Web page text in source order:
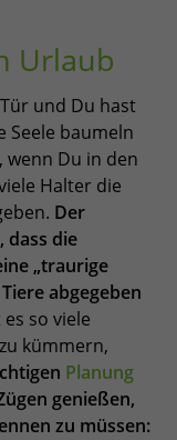
Urlaub
und Du hast
Seele baumeln
, wenn Du in den
Halter die
Der
dass die
„traurige
abgegeben
so viele
kümmern,
Planung
genießen,
zu müssen: